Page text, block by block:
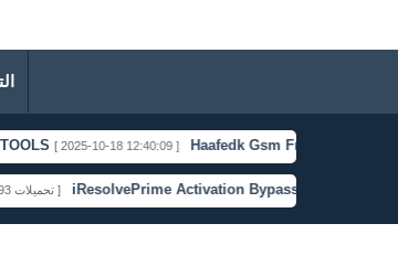
10-18 12:40:09 ] Haafedk Gsm Free [ 2025-09-02 22:03:01 ]
iResolvePrime Activation Bypass